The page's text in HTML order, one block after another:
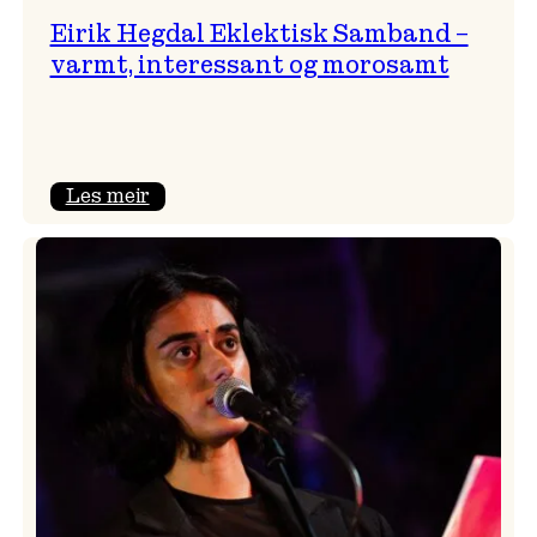
Eirik Hegdal Eklektisk Samband –
varmt, interessant og morosamt
Les meir:
Eklektisk
Samband
–
varmt,
interessant
morosamt